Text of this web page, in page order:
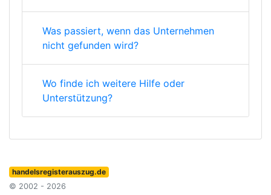
Was passiert, wenn das Unternehmen
nicht gefunden wird?
Wo finde ich weitere Hilfe oder
Unterstützung?
handelsregisterauszug.de
© 2002 - 2026